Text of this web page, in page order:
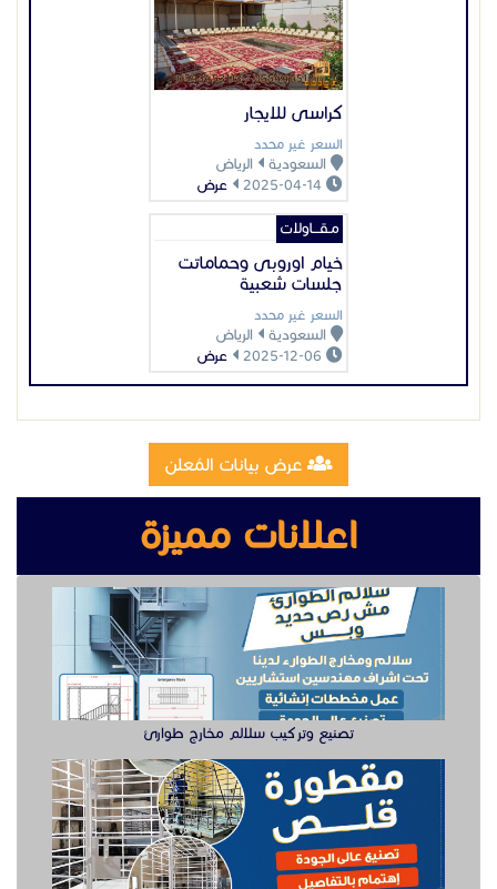
كراسى للايجار
السعر غير محدد
السعودية
الرياض
عرض
خيام اوروبى وحماماتت
جلسات شعبية
السعر غير محدد
السعودية
الرياض
عرض
مـقـــاولات
عرض بيانات المُعلن
اعلانات مميزة
تصنيع وتركيب سلالم مخارج طوارئ